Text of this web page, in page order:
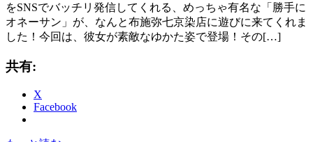
をSNSでバッチリ発信してくれる、めっちゃ有名な「勝手に
オネーサン」が、なんと布施弥七京染店に遊びに来てくれま
した！今回は、彼女が素敵なゆかた姿で登場！その[…]
共有:
X
Facebook